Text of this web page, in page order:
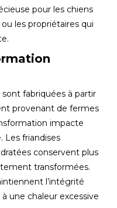
pour les chiens
les propriétaires qui
fabriquées à partir
provenant de fermes
impacte
Les friandises
conservent plus
transformées.
l’intégrité
une chaleur excessive